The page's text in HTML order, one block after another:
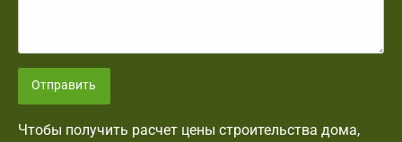
Отправить
Чтобы получить расчет цены строительства дома,